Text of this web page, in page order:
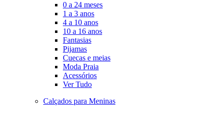
0 a 24 meses
1 a 3 anos
4 a 10 anos
10 a 16 anos
Fantasias
Pijamas
Cuecas e meias
Moda Praia
Acessórios
Ver Tudo
Calçados para Meninas